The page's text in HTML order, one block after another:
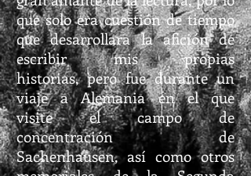
que solo era cuestión de tiempo
que desarrollara la afición de
escribir mis propias
historias, pero fue durante un
viaje a Alemania en el que
visite el campo de
concentración de
Sachenhausen, así como otros